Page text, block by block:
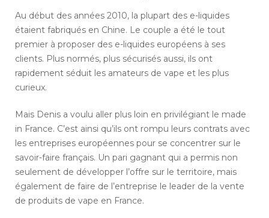
Au début des années 2010, la plupart des e-liquides
étaient fabriqués en Chine. Le couple a été le tout
premier à proposer des e-liquides européens à ses
clients. Plus normés, plus sécurisés aussi, ils ont
rapidement séduit les amateurs de vape et les plus
curieux.
Mais Denis a voulu aller plus loin en privilégiant le made
in France. C’est ainsi qu’ils ont rompu leurs contrats avec
les entreprises européennes pour se concentrer sur le
savoir-faire français. Un pari gagnant qui a permis non
seulement de développer l’offre sur le territoire, mais
également de faire de l’entreprise le leader de la vente
de produits de vape en France.